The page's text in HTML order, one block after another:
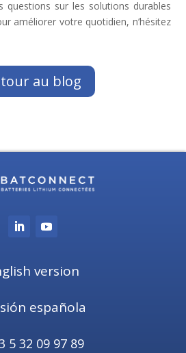
questions sur les solutions durables
améliorer votre quotidien, n’hésitez
au blog
version
española
5 32 09 97 89